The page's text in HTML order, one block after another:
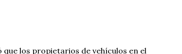
los propietarios de vehículos en el